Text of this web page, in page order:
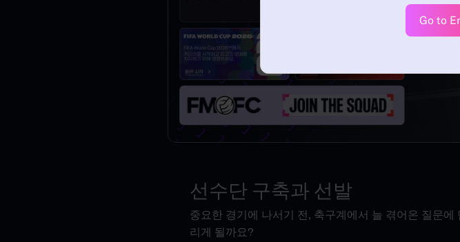
선수단 구축과 선발
중요한 경기에 나서기 전, 축구계에서 늘 겪어온 질문
리게 될까요?
Go to